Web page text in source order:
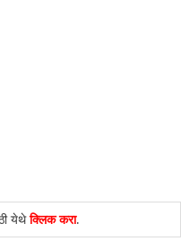
येथेक्लिक करा.